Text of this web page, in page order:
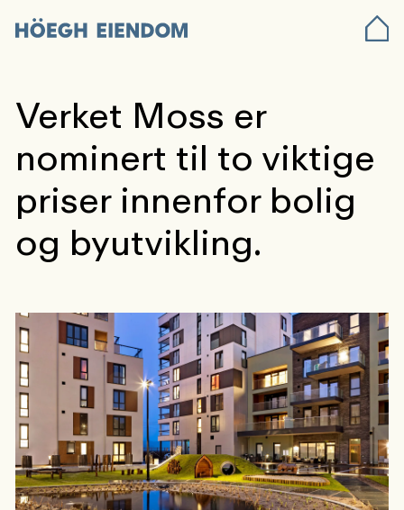
Verket Moss er
nominert til to viktige
priser innenfor bolig
og byutvikling.